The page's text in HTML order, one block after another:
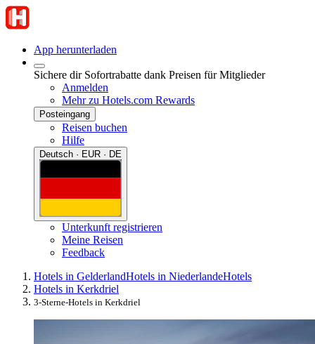
App herunterladen
Sichere dir Sofortrabatte dank Preisen für Mitglieder
Anmelden
Mehr zu Hotels.com Rewards
Posteingang
Reisen buchen
Hilfe
Deutsch · EUR · DE
Unterkunft registrieren
Meine Reisen
Feedback
Hotels in GelderlandHotels in NiederlandeHotels
Hotels in Kerkdriel
3-Sterne-Hotels in Kerkdriel